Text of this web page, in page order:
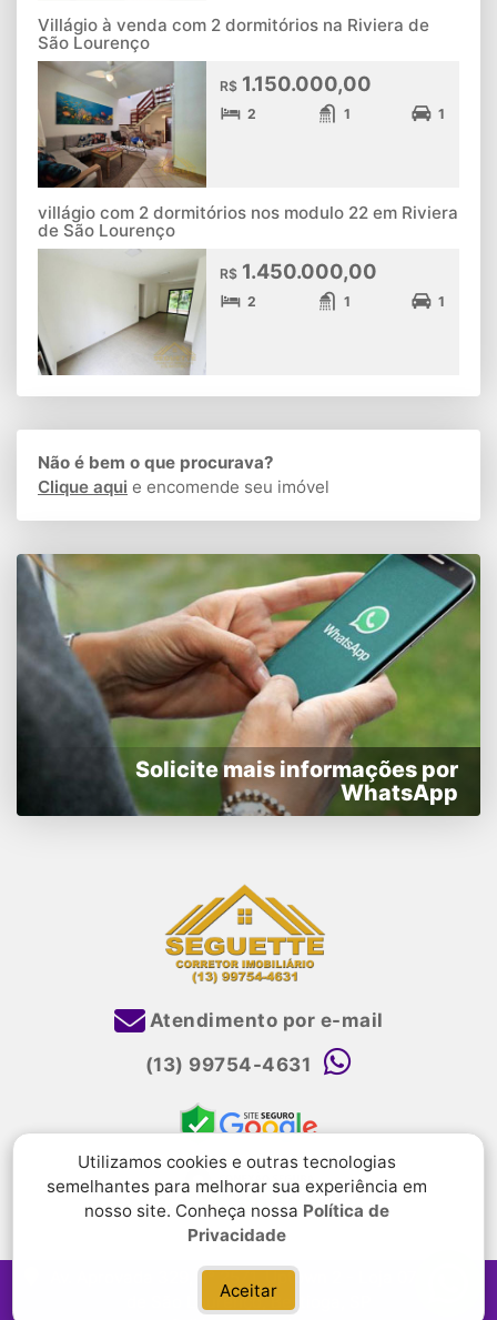
Utilizamos cookies e outras tecnologias
semelhantes para melhorar sua experiência em
nosso site. Conheça nossa Política de
Privacidade
Aceitar
Villágio à venda com 2 dormitórios na Riviera de
São Lourenço
R$ 1.150.000,00
2 1 1
villágio com 2 dormitórios nos modulo 22 em Riviera
de São Lourenço
R$ 1.450.000,00
2 1 1
Não é bem o que procurava?
Clique aqui e encomende seu imóvel
Solicite mais informações por
WhatsApp
Atendimento por e-mail
(13) 99754-4631
Av. Aprovada 329, n° 2571, Uptown 2 - Loja 07, Riviera
de São Lourenço, Bertioga, SP